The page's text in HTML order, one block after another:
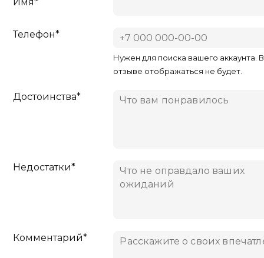
Телефон*
Нужен для поиска вашего аккаунта. В
отзыве отображаться не будет.
Достоинства*
Недостатки*
Комментарий*